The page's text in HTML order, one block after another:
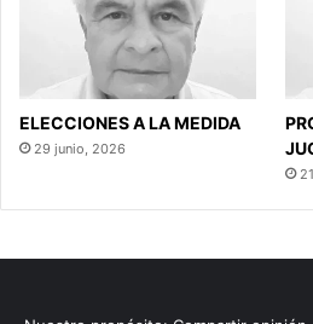
ELECCIONES A LA MEDIDA
29 junio, 2026